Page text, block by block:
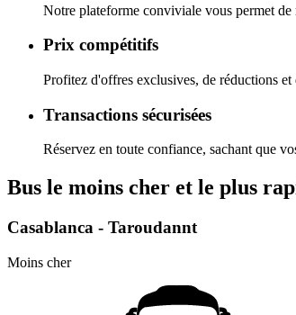
Notre plateforme conviviale vous permet de
Prix compétitifs
Profitez d'offres exclusives, de réductions
Transactions sécurisées
Réservez en toute confiance, sachant que
Bus le moins cher et le plus
Casablanca - Taroudannt
Moins cher